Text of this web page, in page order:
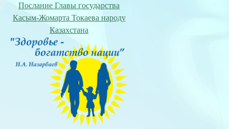
Послание Главы государства
Касым-Жомарта Токаева народу
Казахстана